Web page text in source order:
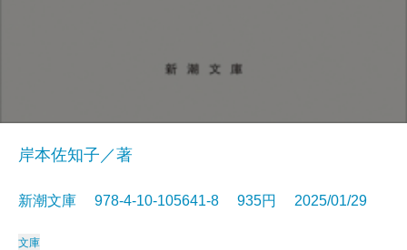
岸本佐知子／著
新潮文庫 978-4-10-105641-8 935円 2025/01/29
文庫